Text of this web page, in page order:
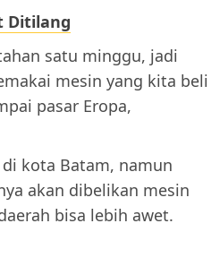
Ditilang
satu minggu, jadi
mesin yang kita beli
pasar Eropa,
kota Batam, namun
akan dibelikan mesin
bisa lebih awet.